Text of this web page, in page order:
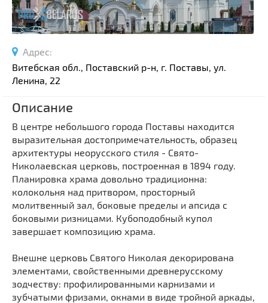
Родовые усадьбы
Садово-парковая архитектура
Озера и водоемы
Памятники
Памятники геодезии
Памятники природы
Памятники известным людям
Церкви
Монастыри
Костелы
Мечети
Синагоги
Часовни
Кирхи
Кладбище
Выберите район
Выберите населенный пункт
Выберите направление
Адрес:
Витебская обл., Поставский р-н, г. Поставы, ул.
Ленина, 22
Описание
В центре небольшого города Поставы находится
выразительная достопримечательность, образец
архитектуры неорусского стиля - Свято-
Николаевская церковь, построенная в 1894 году.
Планировка храма довольно традиционна:
колокольня над притвором, просторный
молитвенный зал, боковые пределы и апсида с
боковыми ризницами. Кубоподобный купол
завершает композицию храма.
Внешне церковь Святого Николая декорирована
элементами, свойственными древнерусскому
зодчеству: профилированными карнизами и
зубчатыми фризами, окнами в виде тройной аркады,